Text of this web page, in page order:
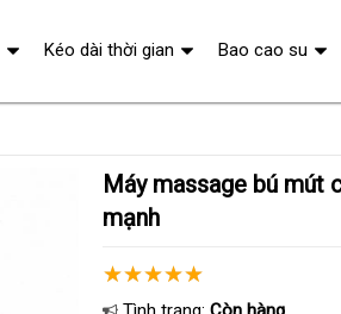
Máy massage bú mút cao cấp kích thích điểm G
mạnh
Kéo dài thời gian Bao cao su